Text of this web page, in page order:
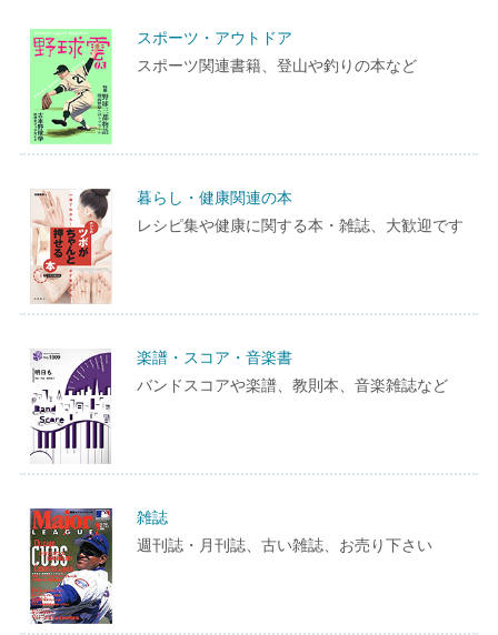
スポーツ・アウトドア
スポーツ関連書籍、登山や釣りの本など
暮らし・健康関連の本
レシピ集や健康に関する本・雑誌、大歓迎です
楽譜・スコア・音楽書
バンドスコアや楽譜、教則本、音楽雑誌など
雑誌
週刊誌・月刊誌、古い雑誌、お売り下さい